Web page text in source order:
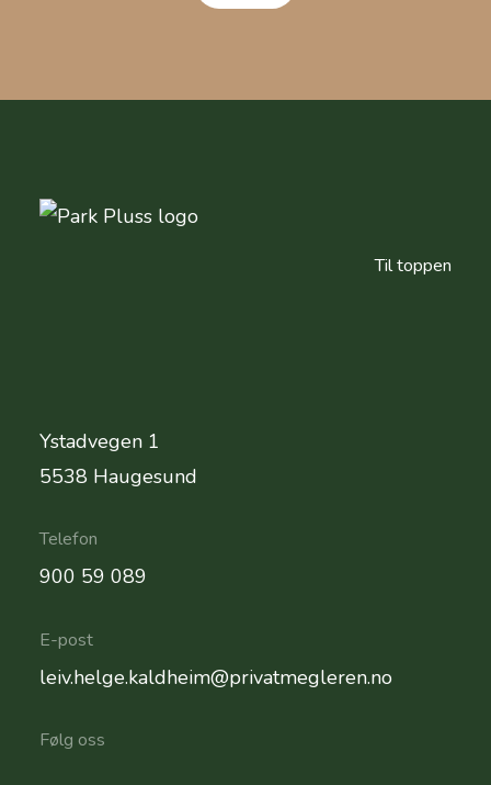
Til toppen
Ystadvegen 1
5538 Haugesund
Telefon
900 59 089
E-post
leiv.helge.kaldheim@privatmegleren.no
Følg oss